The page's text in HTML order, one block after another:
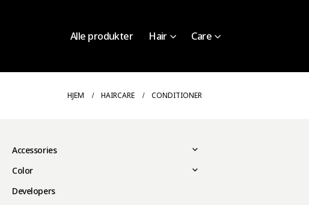
Alle produkter Hair Care
HJEM HAIRCARE CONDITIONER
Accessories
Color
Developers